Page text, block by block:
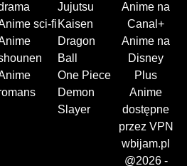
sci-fi
Jujutsu
Kaisen
Dragon
Ball
One Piece
Demon
Slayer
Anime na
Canal+
Anime na
Disney
Plus
Anime
dostępne
przez VPN
wbijam.pl
@2026 -